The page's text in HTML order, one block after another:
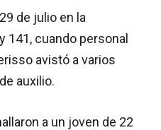
de julio en la
141, cuando personal
avistó a varios
auxilio.
a un joven de 22